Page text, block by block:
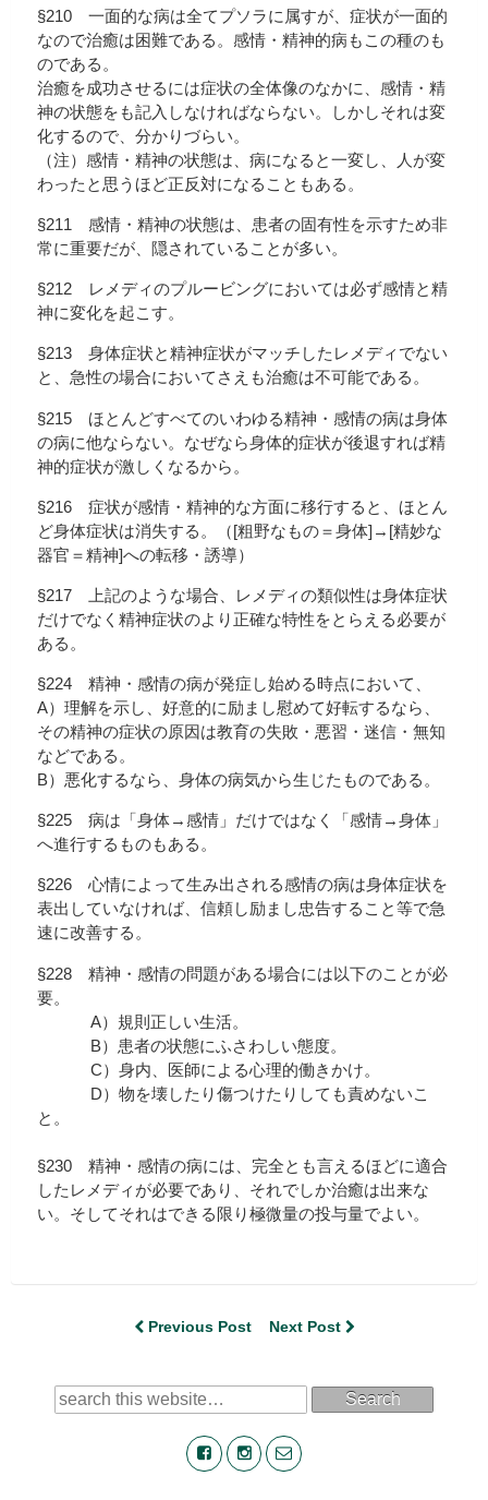
§210 一面的な病は全てプソラに属すが、症状が一面的
なので治癒は困難である。感情・精神的病もこの種のも
のである。
治癒を成功させるには症状の全体像のなかに、感情・精
神の状態をも記入しなければならない。しかしそれは変
化するので、分かりづらい。
（注）感情・精神の状態は、病になると一変し、人が変
わったと思うほど正反対になることもある。
§211 感情・精神の状態は、患者の固有性を示すため非
常に重要だが、隠されていることが多い。
§212 レメディのプルービングにおいては必ず感情と精
神に変化を起こす。
§213 身体症状と精神症状がマッチしたレメディでない
と、急性の場合においてさえも治癒は不可能である。
§215 ほとんどすべてのいわゆる精神・感情の病は身体
の病に他ならない。なぜなら身体的症状が後退すれば精
神的症状が激しくなるから。
§216 症状が感情・精神的な方面に移行すると、ほとん
ど身体症状は消失する。（[粗野なもの＝身体]→[精妙な
器官＝精神]への転移・誘導）
§217 上記のような場合、レメディの類似性は身体症状
だけでなく精神症状のより正確な特性をとらえる必要が
ある。
§224 精神・感情の病が発症し始める時点において、
A）理解を示し、好意的に励まし慰めて好転するなら、
その精神の症状の原因は教育の失敗・悪習・迷信・無知
などである。
B）悪化するなら、身体の病気から生じたものである。
§225 病は「身体→感情」だけではなく「感情→身体」
へ進行するものもある。
§226 心情によって生み出される感情の病は身体症状を
表出していなければ、信頼し励まし忠告すること等で急
速に改善する。
§228 精神・感情の問題がある場合には以下のことが必
要。
A）規則正しい生活。
B）患者の状態にふさわしい態度。
C）身内、医師による心理的働きかけ。
D）物を壊したり傷つけたりしても責めないこ
と。
§230 精神・感情の病には、完全とも言えるほどに適合
したレメディが必要であり、それでしか治癒は出来な
い。そしてそれはできる限り極微量の投与量でよい。
Previous Post Next Post
Search